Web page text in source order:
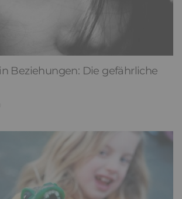
Beziehungen: Die gefährliche